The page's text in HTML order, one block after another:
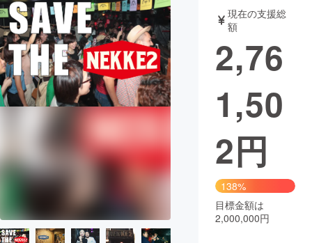
アート・写真 音楽
テクノロジー・ガジェット ゲーム・サ
映像・映画
ビジネス・起業
まちづくり・地域活性化
CAMPFIRE for Social Good
CAMPFIRE Creation
CAMPFIREふるさと納税machi-ya コミュニティ
現在の支援総
額
2,76
1,50
2円
138%
目標金額は
2,000,000円